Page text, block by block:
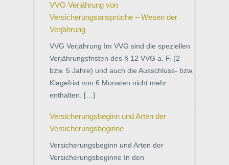
VVG Verjährung von
Versicherungsansprüche – Wesen der
Verjährung
VVG Verjährung Im VVG sind die speziellen
Verjährungsfristen des § 12 VVG a. F. (2
bzw. 5 Jahre) und auch die Ausschluss- bzw.
Klagefrist von 6 Monaten nicht mehr
enthalten. […]
Versicherungsbeginn und Arten der
Versicherungsbeginne
Versicherungsbeginn und Arten der
Versicherungsbeginne In den